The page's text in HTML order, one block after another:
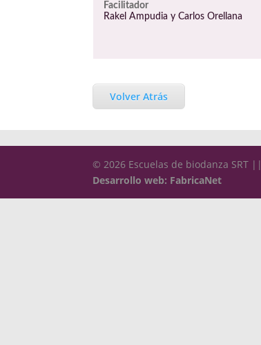
Facilitador
Rakel Ampudia y Carlos Orellana
Volver Atrás
© 2026 Escuelas de biodanza SRT ||
Desarrollo web: FabricaNet